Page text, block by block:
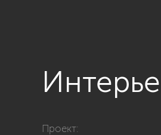
Проект: